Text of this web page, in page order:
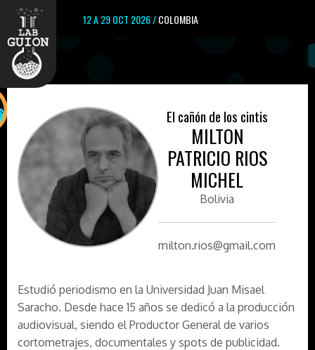
12 A 29 OCT 2026 /COLOMBIA
El cañón de los cintis
MILTON
PATRICIO RIOS
MICHEL
Bolivia
milton.rios@gmail.com
Estudió periodismo en la Universidad Juan Misael
Saracho. Desde hace 15 años se dedicó a la producción
audiovisual, siendo el Productor General de varios
cortometrajes, documentales y spots de publicidad.